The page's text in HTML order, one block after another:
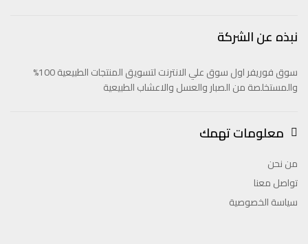
نبذه عن الشركة
سوق فوريفر اول سوق علي الانترنت لتسويق المنتجات الطبيعية 100%
والمستخلصة من الصبار والعسل والاعشاب الطبيعية
معلومات تهمك
من نحن
تواصل معنا
سياسة الخصوصية